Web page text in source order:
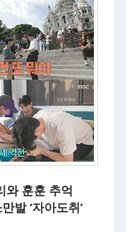
와 훈훈 추억
발 ‘자아도취’